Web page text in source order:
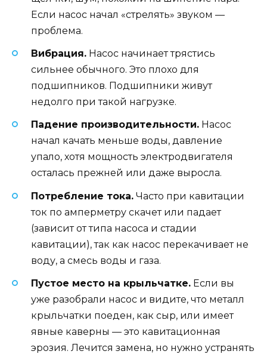
Если насос начал «стрелять» звуком —
проблема.
Вибрация. Насос начинает трястись
сильнее обычного. Это плохо для
подшипников. Подшипники живут
недолго при такой нагрузке.
Падение производительности. Насос
начал качать меньше воды, давление
упало, хотя мощность электродвигателя
осталась прежней или даже выросла.
Потребление тока. Часто при кавитации
ток по амперметру скачет или падает
(зависит от типа насоса и стадии
кавитации), так как насос перекачивает не
воду, а смесь воды и газа.
Пустое место на крыльчатке. Если вы
уже разобрали насос и видите, что металл
крыльчатки поеден, как сыр, или имеет
явные каверны — это кавитационная
эрозия. Лечится замена, но нужно устранять